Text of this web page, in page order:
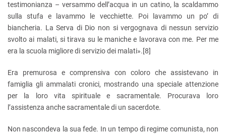
testimonianza – versammo dell’acqua in un catino, la scaldammo
sulla stufa e lavammo le vecchiette. Poi lavammo un po’ di
biancheria. La Serva di Dio non si vergognava di nessun servizio
svolto ai malati, si tirava su le maniche e lavorava con me. Per me
era la scuola migliore di servizio dei malati».[8]
Era premurosa e comprensiva con coloro che assistevano in
famiglia gli ammalati cronici, mostrando una speciale attenzione
per la loro vita spirituale e sacramentale. Procurava loro
l’assistenza anche sacramentale di un sacerdote.
Non nascondeva la sua fede. In un tempo di regime comunista, non